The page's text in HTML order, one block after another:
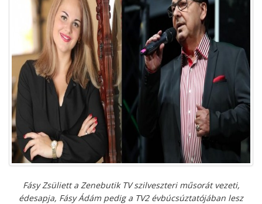
Fásy Zsüliett a Zenebutik TV szilveszteri műsorát vezeti,
édesapja, Fásy Ádám pedig a TV2 évbúcsúztatójában lesz